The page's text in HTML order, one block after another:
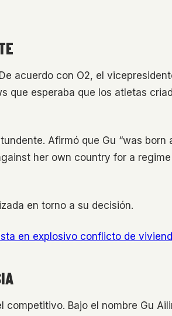
acuerdo con O2, el
que esperaba que los atletas
Afirmó que Gu “was born
her own country for a
en torno a su decisión.
en explosivo conflicto de
Bajo el nombre Gu